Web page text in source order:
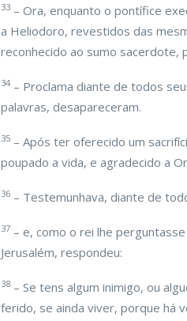
33 – Ora, enquanto o pontífice
a Heliodoro, revestidos das
reconhecido ao sumo sacerdote,
34 – Proclama diante de todos
palavras, desapareceram.
35 – Após ter oferecido um
poupado a vida, e agradecido a
36 – Testemunhava, diante de
37 – e, como o rei lhe
Jerusalém, respondeu:
38 – Se tens algum inimigo, ou
ferido, se ainda viver, porque há